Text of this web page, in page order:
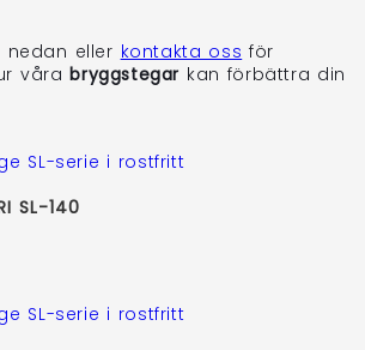
nedan eller kontakta oss för
vårabryggstegar kan förbättra din
SL-140